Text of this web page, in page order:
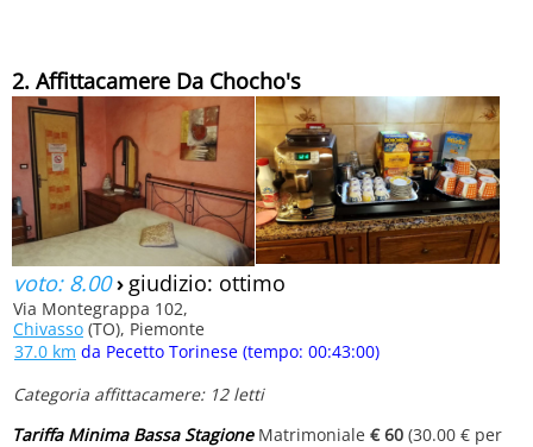
2. Affittacamere Da Chocho's
voto: 8.00› giudizio: ottimo
Via Montegrappa 102,
Chivasso (TO), Piemonte
37.0 km da Pecetto Torinese (tempo: 00:43:00)
Categoria affittacamere: 12 letti
Tariffa Minima Bassa StagioneMatrimoniale € 60 (30.00 € per